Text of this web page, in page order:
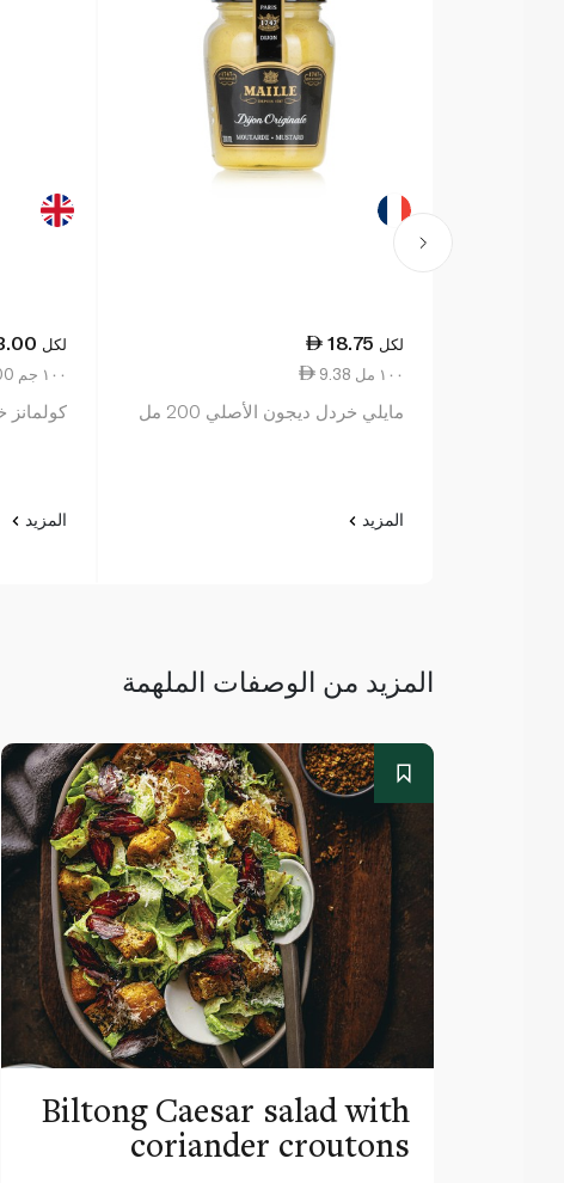
18.75 لكل
9.38 ١٠٠ مل
مايلي خردل ديجون الأصلي 200 مل
المزيد
لكل
13.00 ١٠٠ جم
كولمانز
المزيد
المزيد من الوصفات الملهمة
Biltong Caesar salad with
coriander croutons